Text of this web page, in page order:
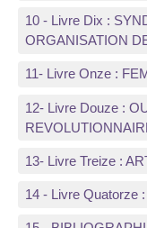
10 - Livre Dix :
ORGANISATION
11- Livre Onze :
12- Livre Douze :
13- Livre Treize :
14 - Livre Quatorze